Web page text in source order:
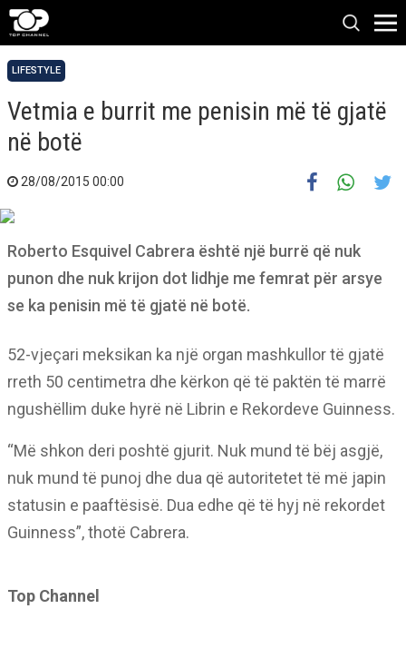
LIFESTYLE
Vetmia e burrit me penisin më të gjatë
në botë
28/08/2015 00:00
Roberto Esquivel Cabrera është një burrë që nuk
punon dhe nuk krijon dot lidhje me femrat për arsye
se ka penisin më të gjatë në botë.
52-vjeçari meksikan ka një organ mashkullor të gjatë
rreth 50 centimetra dhe kërkon që të paktën të marrë
ngushëllim duke hyrë në Librin e Rekordeve Guinness.
“Më shkon deri poshtë gjurit. Nuk mund të bëj asgjë,
nuk mund të punoj dhe dua që autoritetet të më japin
statusin e paaftësisë. Dua edhe që të hyj në rekordet
Guinness”, thotë Cabrera.
Top Channel